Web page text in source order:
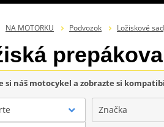
NA MOTORKU Podvozok Ložiskové
si náš motocykel a zobrazte si
Značka